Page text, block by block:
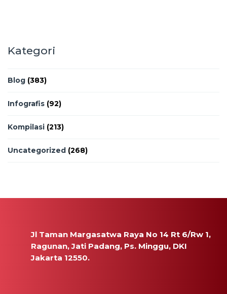
Kategori
Blog (383)
Infografis (92)
Kompilasi (213)
Uncategorized (268)
Jl Taman Margasatwa Raya No 14 Rt 6/Rw 1,
Ragunan, Jati Padang, Ps. Minggu, DKI
Jakarta 12550.